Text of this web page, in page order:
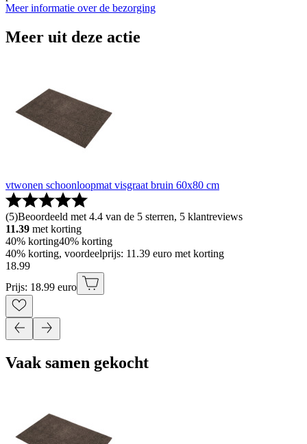
Meer informatie over de bezorging
Meer uit deze actie
vtwonen schoonloopmat visgraat bruin 60x80 cm
(5)Beoordeeld met 4.4 van de 5 sterren, 5 klantreviews
11.39 met korting
40% korting40% korting
40% korting, voordeelprijs: 11.39 euro met korting
18.99
Prijs: 18.99 euro
Vaak samen gekocht